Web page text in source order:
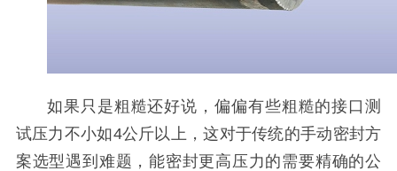
如果只是粗糙还好说，偏偏有些粗糙的接口测
试压力不小如4公斤以上，这对于传统的手动密封方
案选型遇到难题，能密封更高压力的需要精确的公